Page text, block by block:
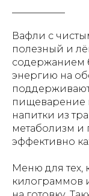
Вафли с
полезный и
содержанием
энергию на
пищеварение
напитки из
метаболизм и
эффективно
Меню для тех,
килограммов
ОТВЕТИМ НА
ВОПРОСЫ: